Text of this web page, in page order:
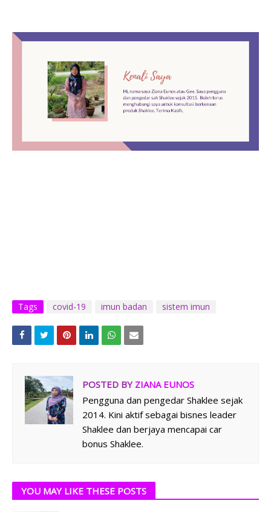
Tags covid-19 imun badan sistem imun
POSTED BYZIANA EUNOS
Pengguna dan pengedar Shaklee sejak
2014. Kini aktif sebagai bisnes leader
Shaklee dan berjaya mencapai car
bonus Shaklee.
YOU MAY LIKE THESE POSTS